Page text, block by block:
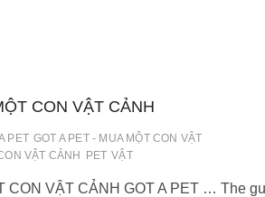
CON VẬT CẢNH
PET GOT A PET - MUA MỘT CON VẬT
VẬT CẢNH PET VẬT
CON VẬT CẢNH GOT A PET … The